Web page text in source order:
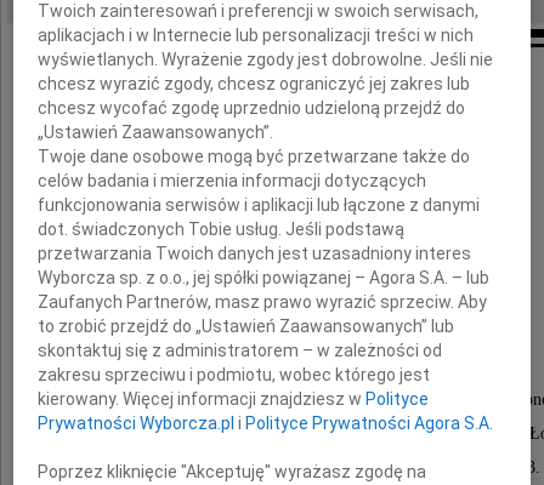
Z głębokim żalem zawiadamiamy,
że w dniu 8 listopada 2024 roku zmarł
Pan
dr Henryk Bartczak
Emerytowany nauczyciel akademicki Instytutu
Wydziału Ekonomiczno-Socjologicznego Uniwersytetu
związany z naszą Uczelnią w latach 1964-2003.
Twoich zainteresowań i preferencji w swoich serwisach,
aplikacjach i w Internecie lub personalizacji treści w nich
wyświetlanych. Wyrażenie zgody jest dobrowolne. Jeśli nie
chcesz wyrazić zgody, chcesz ograniczyć jej zakres lub
chcesz wycofać zgodę uprzednio udzieloną przejdź do
„Ustawień Zaawansowanych”.
Twoje dane osobowe mogą być przetwarzane także do
celów badania i mierzenia informacji dotyczących
funkcjonowania serwisów i aplikacji lub łączone z danymi
dot. świadczonych Tobie usług. Jeśli podstawą
przetwarzania Twoich danych jest uzasadniony interes
Wyborcza sp. z o.o., jej spółki powiązanej – Agora S.A. – lub
Zaufanych Partnerów, masz prawo wyrazić sprzeciw. Aby
to zrobić przejdź do „Ustawień Zaawansowanych” lub
skontaktuj się z administratorem – w zależności od
zakresu sprzeciwu i podmiotu, wobec którego jest
kierowany. Więcej informacji znajdziesz w Polityce
Prywatności Wyborcza.pl i Polityce Prywatności Agora S.A.
Poprzez kliknięcie "Akceptuję" wyrażasz zgodę na